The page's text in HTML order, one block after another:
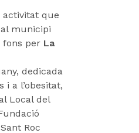
que
al municipi
per La
dedicada
i a l’obesitat,
Local del
Roc